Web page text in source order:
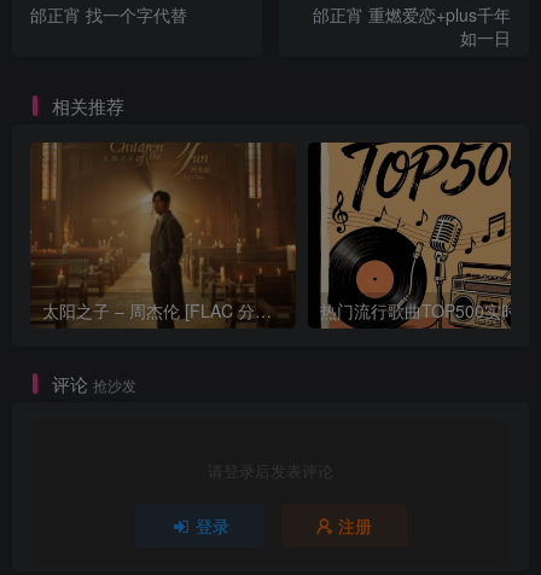
邰正宵 找一个字代替
邰正宵 重燃爱恋+plus千年
如一日
相关推荐
太阳之子 – 周杰伦 [FLAC 分轨 192Khz 24bit]
评论 抢沙发
请登录后发表评论
登录 注册